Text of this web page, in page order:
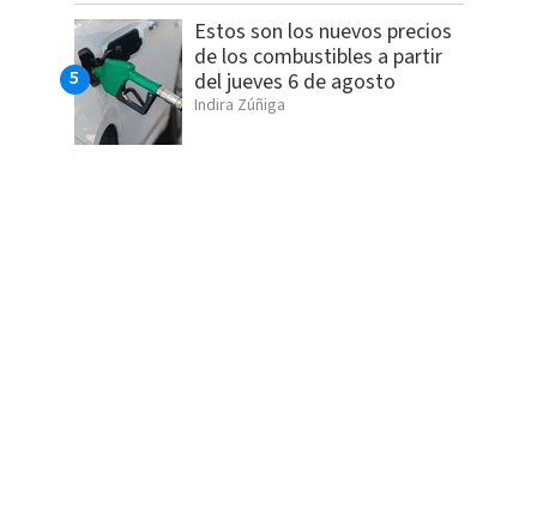
Estos son los nuevos precios
de los combustibles a partir
del jueves 6 de agosto
Indira Zúñiga